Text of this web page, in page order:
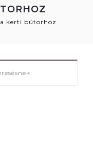
kerti bútorhoz